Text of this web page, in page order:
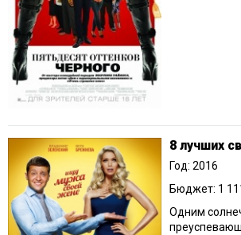
8 лучших
Год: 2016
Бюджет: 1
Одним